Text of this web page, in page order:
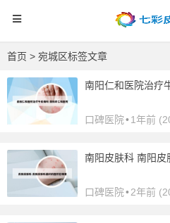
首页 > 宛城区标签文章
南阳仁和医院治疗
口碑医院•1年前
南阳皮肤科 南阳皮
口碑医院•2年前